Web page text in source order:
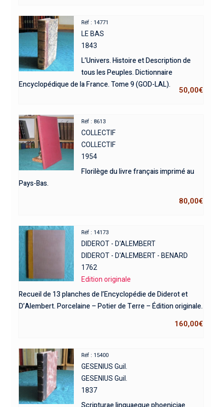
Réf : 14771
LE BAS
1843
L’Univers. Histoire et Description de
tous les Peuples. Dictionnaire
Encyclopédique de la France. Tome 9 (GOD-LAL).
50,00€
Réf : 8613
COLLECTIF
COLLECTIF
1954
Florilège du livre français imprimé au
Pays-Bas.
80,00€
Réf : 14173
DIDEROT - D'ALEMBERT
DIDEROT - D'ALEMBERT - BENARD
1762
Edition originale
Recueil de 13 planches de l’Encyclopédie de Diderot et
D’Alembert. Porcelaine – Potier de Terre – Édition originale.
160,00€
Réf : 15400
GESENIUS Guil.
GESENIUS Guil.
1837